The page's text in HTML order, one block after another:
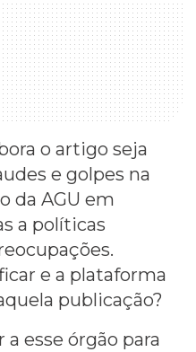
o artigo seja
e golpes na
da AGU em
a políticas
e a plataforma
publicação?
esse órgão para